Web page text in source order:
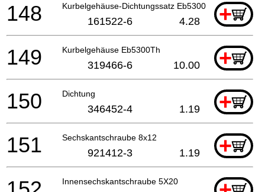
Kurbelgehäuse-Dichtungssatz Eb5300Th +
148 161522-6 4.28
Kurbelgehäuse Eb5300Th +
149 319466-6 10.00
Dichtung +
150 346452-4 1.19
Sechskantschraube 8x12 +
151 921412-3 1.19
Innensechskantschraube 5X20